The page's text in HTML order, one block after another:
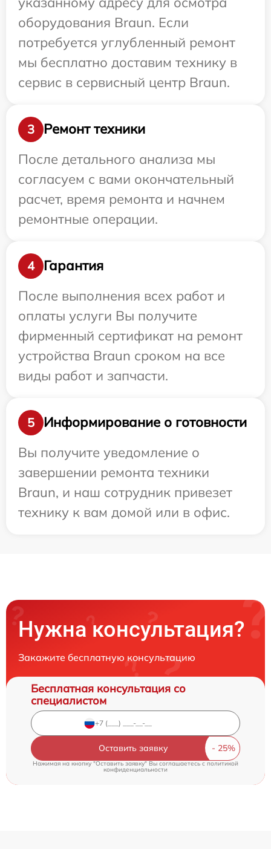
оборудования Braun. Если
потребуется углубленный ремонт
мы бесплатно доставим технику в
сервис в сервисный центр Braun.
3
Ремонт техники
После детального анализа мы
согласуем с вами окончательный
расчет, время ремонта и начнем
ремонтные операции.
4
Гарантия
После выполнения всех работ и
оплаты услуги Вы получите
фирменный сертификат на ремонт
устройства Braun сроком на все
виды работ и запчасти.
5
Информирование о готовности
Вы получите уведомление о
завершении ремонта техники
Braun, и наш сотрудник привезет
технику к вам домой или в офис.
Нужна консультация?
Закажите бесплатную консультацию
Бесплатная консультация со
специалистом
Оставить заявку
Нажимая на кнопку "Оставить заявку" Вы соглашаетесь cполитикой
конфиденциальности